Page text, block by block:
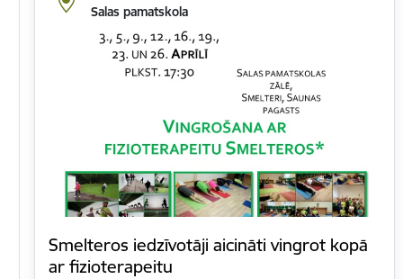
Salas pamatskola
Smelteros iedzīvotāji aicināti vingrot kopā
ar fizioterapeitu